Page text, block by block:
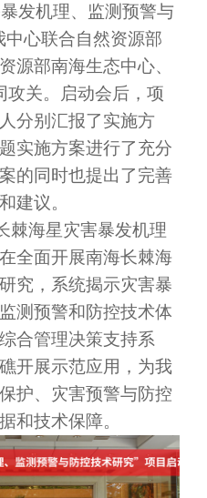
发机理、监测预警与
中心联合自然资源部
源部南海生态中心、
攻关。启动会后，项
分别汇报了实施方
实施方案进行了充分
的同时也提出了完善
建议。
棘海星灾害暴发机理
全面开展南海长棘海
究，系统揭示灾害暴
测预警和防控技术体
合管理决策支持系
开展示范应用，为我
护、灾害预警与防控
和技术保障。